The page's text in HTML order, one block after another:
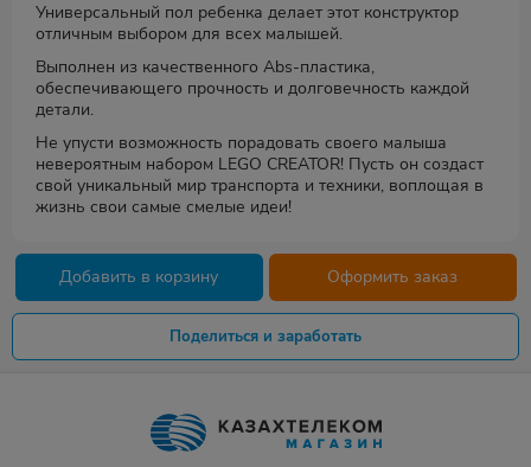
Универсальный пол ребенка делает этот конструктор
отличным выбором для всех малышей.
Выполнен из качественного Abs-пластика,
обеспечивающего прочность и долговечность каждой
детали.
Не упусти возможность порадовать своего малыша
невероятным набором LEGO CREATOR! Пусть он создаст
свой уникальный мир транспорта и техники, воплощая в
жизнь свои самые смелые идеи!
Добавить в корзину Оформить заказ
Поделиться и заработать